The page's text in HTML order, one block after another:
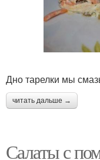
Дно тарелки мы
читать дальше →
Салаты с